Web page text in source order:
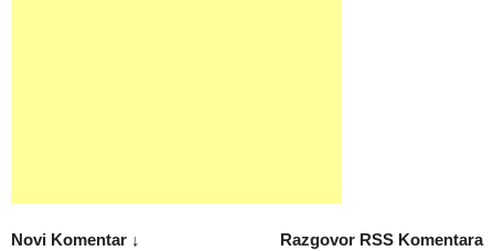
Razgovor RSS Komentara
Novi Komentar ↓